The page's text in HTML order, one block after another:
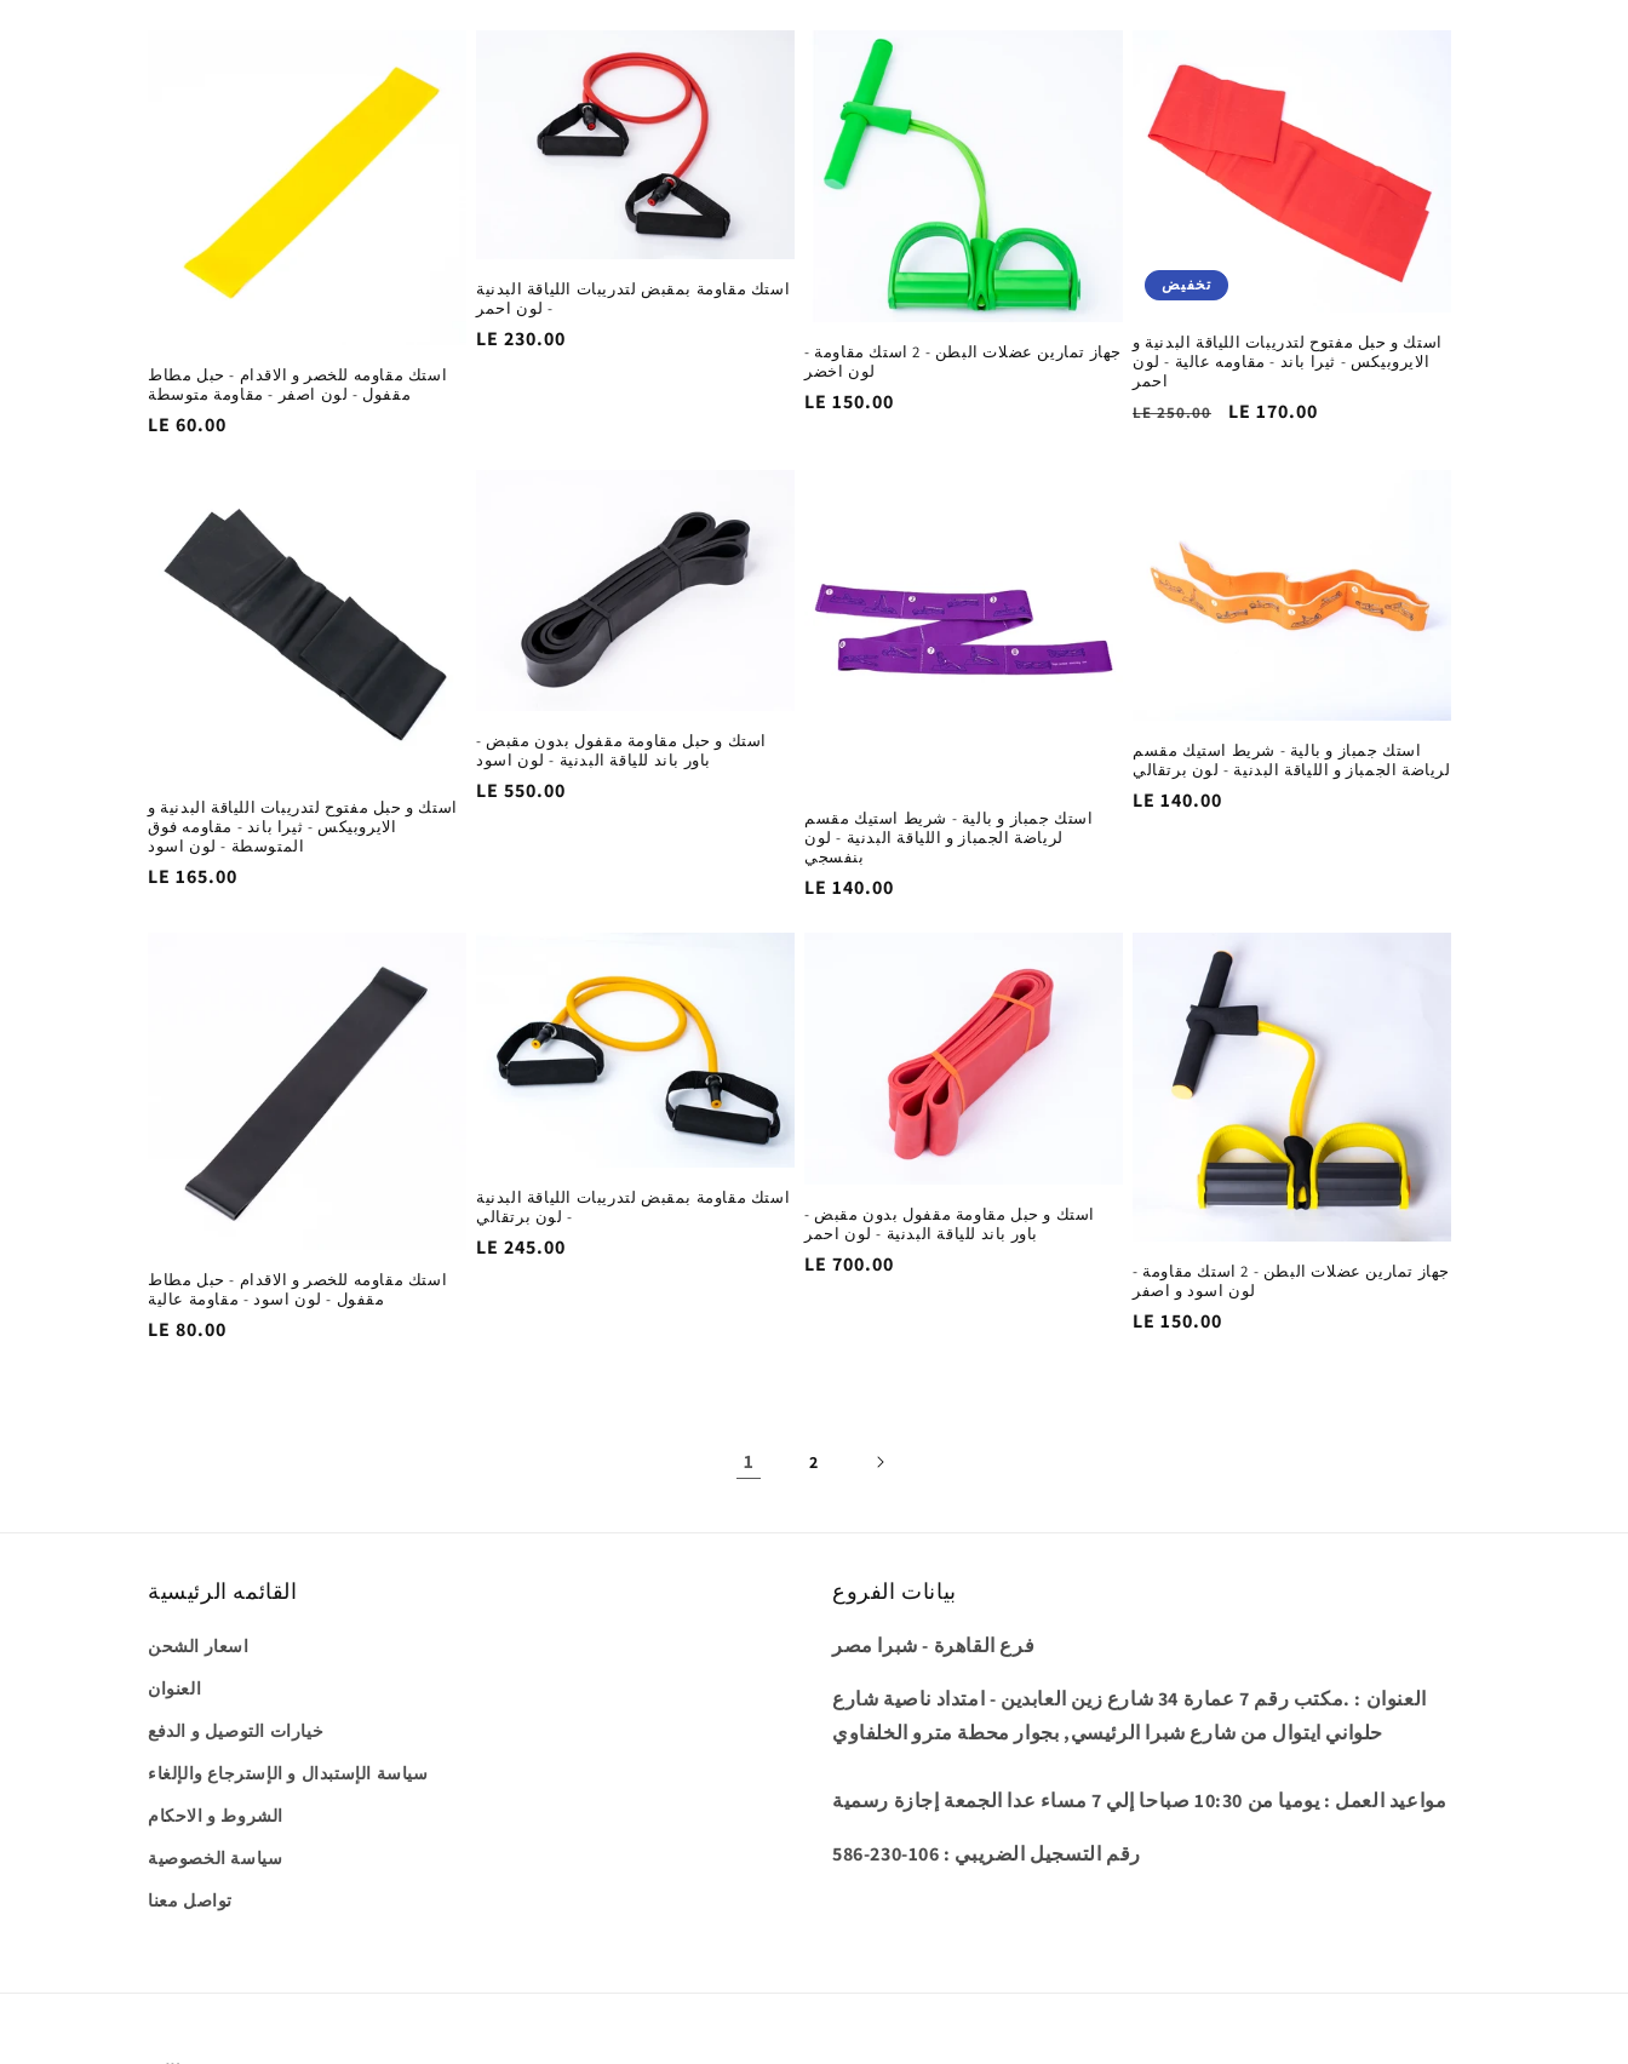
استك مقاومه للخصر و الاقدام - حبل مطاط
مقفول - لون اصفر - مقاومة متوسطة
السغر
LE 60.00
استك مقاومة بمقبض لتدريبات اللياقة البدنية
- لون احمر
السغر
LE 230.00
جهاز تمارين عضلات البطن - 2 استك مقاومة -
لون اخضر
السغر
LE 150.00
تخفيض
استك و حبل مفتوح لتدريبات اللياقة البدنية و
الايروبيكس - ثيرا باند - مقاومه عالية - لون
احمر
السغر
LE 250.00
سعر
LE 170.00
استك و حبل مفتوح لتدريبات اللياقة البدنية و
الايروبيكس - ثيرا باند - مقاومه فوق
المتوسطة - لون اسود
السغر
LE 165.00
استك و حبل مقاومة مقفول بدون مقبض -
باور باند للياقة البدنية - لون اسود
السغر
LE 550.00
استك جمباز و بالية - شريط استيك مقسم
لرياضة الجمباز و اللياقة البدنية - لون
بنفسجي
السغر
LE 140.00
استك جمباز و بالية - شريط استيك مقسم
لرياضة الجمباز و اللياقة البدنية - لون برتقالي
السغر
LE 140.00
استك مقاومه للخصر و الاقدام - حبل مطاط
مقفول - لون اسود - مقاومة عالية
السغر
LE 80.00
استك مقاومة بمقبض لتدريبات اللياقة البدنية
- لون برتقالي
السغر
LE 245.00
استك و حبل مقاومة مقفول بدون مقبض -
باور باند للياقة البدنية - لون احمر
السغر
LE 700.00
جهاز تمارين عضلات البطن - 2 استك مقاومة -
لون اسود و اصفر
السغر
LE 150.00
1 2
القائمه الرئيسية
اسعار الشحن
العنوان
خيارات التوصيل و الدفع
سياسة الإستبدال و الإسترجاع والإلغاء
الشروط و الاحكام
سياسة الخصوصية
تواصل معنا
بيانات الفروع
فرع القاهرة - شبرا مصر
العنوان
: .مكتب رقم 7 عمارة 34 شارع زين العابدين - امتداد ناصية شارع
حلواني ايتوال من شارع شبرا الرئيسي, بجوار محطة مترو الخلفاوي
مواعيد العمل : يوميا من 10:30 صباحا إلي 7 مساء عدا الجمعة إجازة رسمية
586-230-106 : رقم التسجيل الضريبي